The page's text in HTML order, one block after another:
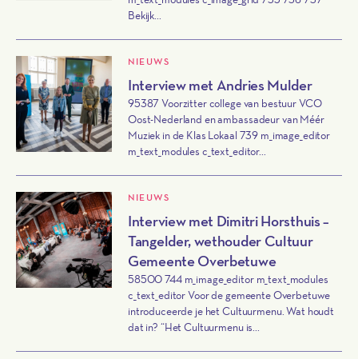
Bekijk...
NIEUWS
Interview met Andries Mulder
95387 Voorzitter college van bestuur VCO
Oost-Nederland en ambassadeur van Méér
Muziek in de Klas Lokaal 739 m_image_editor
m_text_modules c_text_editor...
NIEUWS
Interview met Dimitri Horsthuis –
Tangelder, wethouder Cultuur
Gemeente Overbetuwe
58500 744 m_image_editor m_text_modules
c_text_editor Voor de gemeente Overbetuwe
introduceerde je het Cultuurmenu. Wat houdt
dat in? “Het Cultuurmenu is...